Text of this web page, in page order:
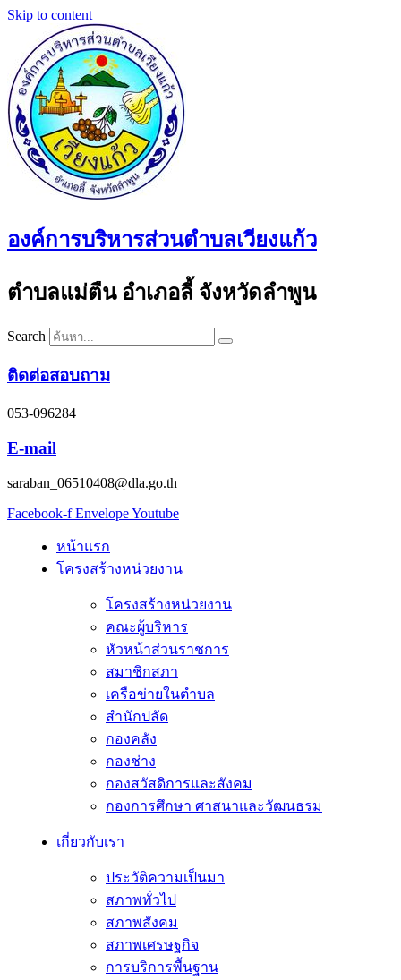
Skip to content
องค์การบริหารส่วนตำบลเวียงแก้ว
ตำบลแม่ตืน อำเภอลี้ จังหวัดลำพูน
Search
ติดต่อสอบถาม
053-096284
E-mail
saraban_06510408@dla.go.th
Facebook-f EnvelopeYoutube
หน้าแรก
โครงสร้างหน่วยงาน
โครงสร้างหน่วยงาน
คณะผู้บริหาร
หัวหน้าส่วนราชการ
สมาชิกสภา
เครือข่ายในตำบล
สำนักปลัด
กองคลัง
กองช่าง
กองสวัสดิการและสังคม
กองการศึกษา ศาสนาและวัฒนธรม
เกี่ยวกับเรา
ประวัติความเป็นมา
สภาพทั่วไป
สภาพสังคม
สภาพเศรษฐกิจ
การบริการพื้นฐาน